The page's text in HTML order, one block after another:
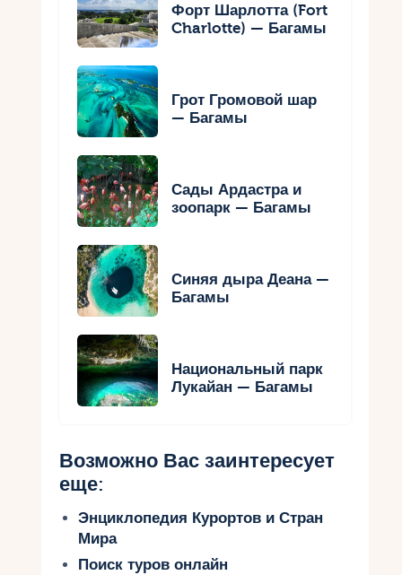
Форт Шарлотта (Fort
Charlotte) — Багамы
Грот Громовой шар
— Багамы
Сады Ардастра и
зоопарк — Багамы
Синяя дыра Деана —
Багамы
Национальный парк
Лукайан — Багамы
Возможно Вас заинтересует
еще:
Энциклопедия Курортов и Стран
Мира
Поиск туров онлайн